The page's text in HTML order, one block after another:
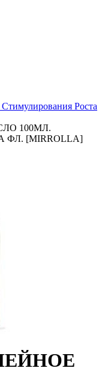
Роста
100МЛ.
[MIRROLLA]